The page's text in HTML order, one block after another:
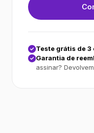
Teste grátis de 3
Garantia de
assinar?